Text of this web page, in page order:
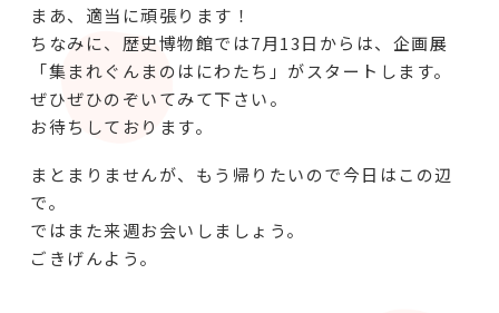
まあ、適当に頑張ります！
ちなみに、歴史博物館では7月13日からは、企画展
「集まれぐんまのはにわたち」がスタートします。
ぜひぜひのぞいてみて下さい。
お待ちしております。
まとまりませんが、もう帰りたいので今日はこの辺
で。
ではまた来週お会いしましょう。
ごきげんよう。